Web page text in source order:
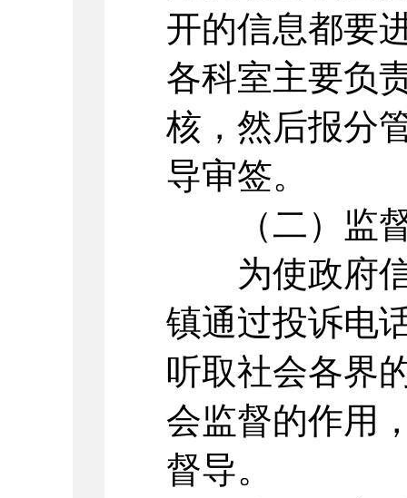
开的信息都要
各科室主要负
核，然后报分
导审签。
（二）监督
为使政府信
镇通过投诉电
听取社会各界
会监督的作用
督导。